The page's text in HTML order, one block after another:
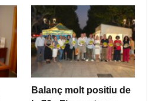
Balanç molt positiu de